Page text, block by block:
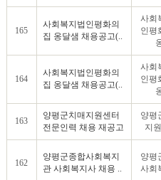
165
사회복지법인평화의
집 옹달샘 채용공고(..
사회
인평
164
사회복지법인평화의
집 옹달샘 채용공고(..
사회
인평
163
양평군치매지원센터
전문인력 채용 재공고
양평
지
162
양평군종합사회복지
관 사회복지사 채용 ..
양평
사회